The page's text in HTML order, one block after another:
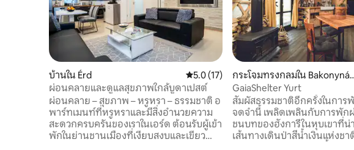
บ้านใน Érd คะแนนเฉลี่ย 5.0 จาก 5, 17 รีวิว
5.0 (17)
ผ่อนคลายและดูแลสุขภาพใกล้บูดาเปสต์
ผ่อนคลาย – สุขภาพ – หรูหรา – ธรรมชาติ อ
พาร์ทเมนท์ที่หรูหราและมีสิ่งอำนวยความ
สะดวกครบครันของเราในเอร์ด ต้อนรับผู้เข้า
พักในย่านชานเมืองที่เงียบสงบและเขียว
กระโจมทรงกลมใน
a
GaiaShelter Yurt
สัมผัสธรรมชาติอีกครั้งในกา
จดจำนี้ เพลิดเพลินกับการพัก
ชนบทของฮังการีในหุบเขาที่น่
เส้นทางเดินป่าสีน้ำเงินแห่งช